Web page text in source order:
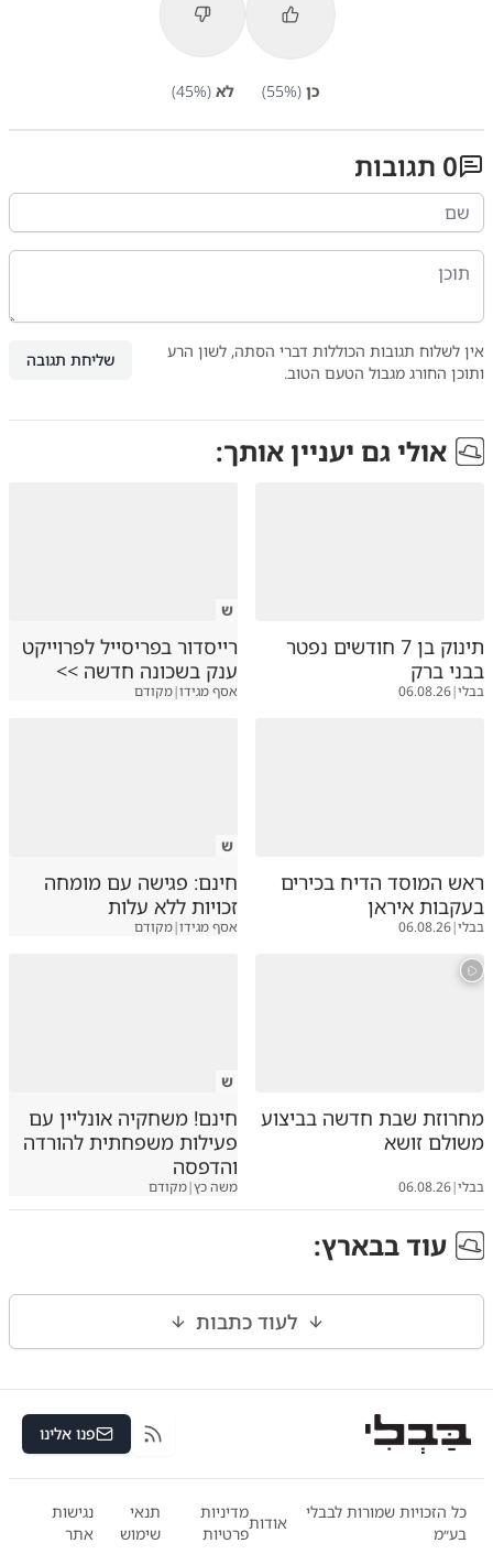
כן (
55%) לא (
45%)
0 תגובות
אין לשלוח תגובות הכוללות דברי הסתה, לשון הרע
ותוכן החורג מגבול הטעם הטוב.
שליחת תגובה
אולי גם יעניין אותך:
תינוק בן 7 חודשים נפטר
בבני ברק
בבלי|
06.08.26
ש
רייסדור בפריסייל לפרוייקט
ענק בשכונה חדשה >>
אסף מגידו|מקודם
ראש המוסד הדיח בכירים
בעקבות איראן
בבלי|
06.08.26
ש
חינם: פגישה עם מומחה
זכויות ללא עלות
אסף מגידו|מקודם
מחרוזת שבת חדשה בביצוע
משולם זושא
בבלי|
06.08.26
ש
חינם! משחקיה אונליין עם
פעילות משפחתית להורדה
והדפסה
משה כץ|מקודם
עוד בבארץ:
לעוד כתבות
RSS פנו אלינו
כל הזכויות שמורות לבבלי
בע״מ
אודות
מדיניות
פרטיות
תנאי
שימוש
נגישות
אתר